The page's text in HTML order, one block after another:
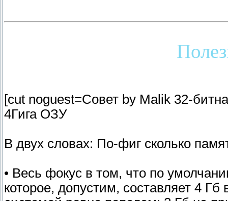
[cut noguest=Совет by Malik 32-
4Гига ОЗУ
В двух словах: По-фиг сколько
• Весь фокус в том, что по
которое, допустим, составляет 4